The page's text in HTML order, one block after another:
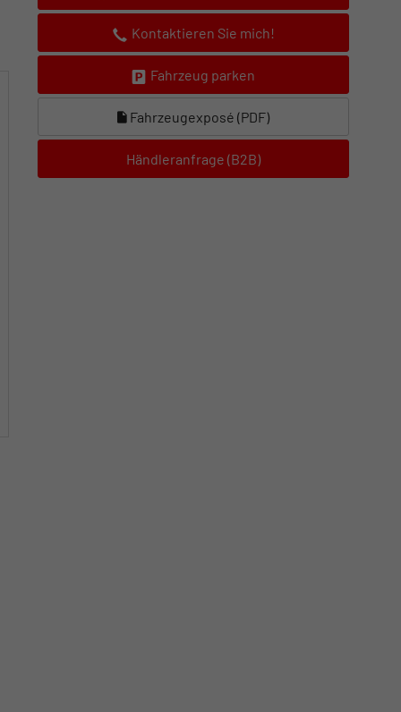
Kontaktieren Sie mich!
Fahrzeug parken
Fahrzeugexposé (PDF)
Händleranfrage (B2B)